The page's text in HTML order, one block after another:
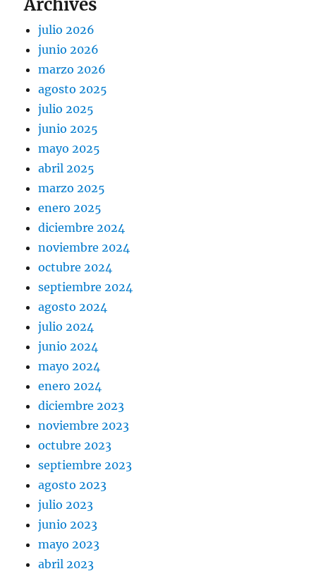
Archives
julio 2026
junio 2026
marzo 2026
agosto 2025
julio 2025
junio 2025
mayo 2025
abril 2025
marzo 2025
enero 2025
diciembre 2024
noviembre 2024
octubre 2024
septiembre 2024
agosto 2024
julio 2024
junio 2024
mayo 2024
enero 2024
diciembre 2023
noviembre 2023
octubre 2023
septiembre 2023
agosto 2023
julio 2023
junio 2023
mayo 2023
abril 2023